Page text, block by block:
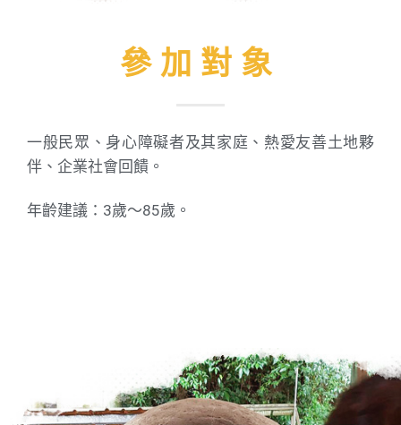
參加對象
一般民眾、身心障礙者及其家庭、熱愛友善土地夥
伴、企業社會回饋。
年齡建議：3歲～85歲。